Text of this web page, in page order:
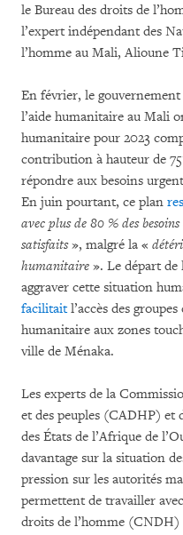
le Bureau des droits de
l’expert indépendant des
l’homme au Mali, Alioune
En février, le gouvernement
l’aide humanitaire au Mali
humanitaire pour 2023
contribution à hauteur de
répondre aux besoins
En juin pourtant, ce plan
avec plus de 80 % des
satisfaits», malgré la «
humanitaire ». Le départ
aggraver cette situation
facilitaitl’accès des
humanitaire aux zones
ville de Ménaka.
Les experts de la
et des peuples (CADHP) et
des États de l’Afrique de
davantage sur la situation
pression sur les autorités
permettent de travailler
droits de l’homme